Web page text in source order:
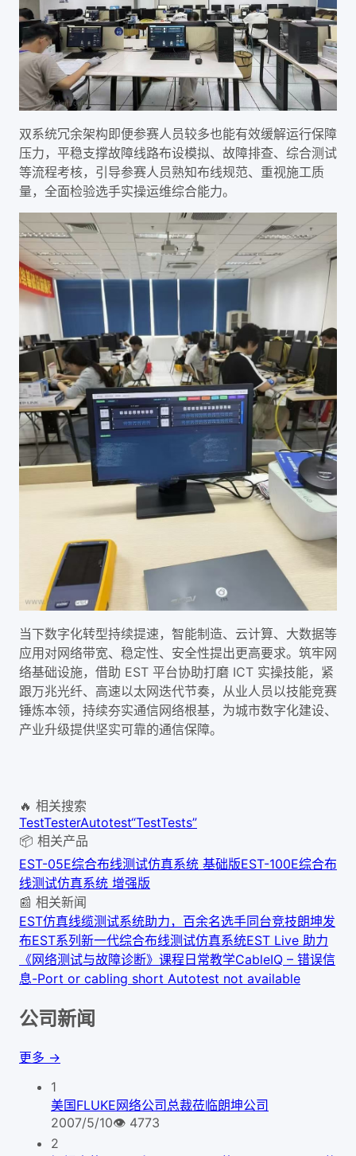
双系统冗余架构即便参赛人员较多也能有效缓解运行保障
压力，平稳支撑故障线路布设模拟、故障排查、综合测试
等流程考核，引导参赛人员熟知布线规范、重视施工质
量，全面检验选手实操运维综合能力。
当下数字化转型持续提速，智能制造、云计算、大数据等
应用对网络带宽、稳定性、安全性提出更高要求。筑牢网
络基础设施，借助 EST 平台协助打磨 ICT 实操技能，紧
跟万兆光纤、高速以太网迭代节奏，从业人员以技能竞赛
锤炼本领，持续夯实通信网络根基，为城市数字化建设、
产业升级提供坚实可靠的通信保障。
🔥 相关搜索
TestTesterAutotest“TestTests”
📦 相关产品
EST-05E综合布线测试仿真系统 基础版EST-100E综合布
线测试仿真系统 增强版
📰 相关新闻
EST仿真线缆测试系统助力，百余名选手同台竞技朗坤发
布EST系列新一代综合布线测试仿真系统EST Live 助力
《网络测试与故障诊断》课程日常教学CableIQ – 错误信
息-Port or cabling short Autotest not available
公司新闻
更多 →
1
美国FLUKE网络公司总裁莅临朗坤公司
2007/5/10👁 4773
2